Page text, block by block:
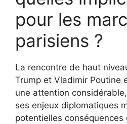
pour les
parisiens ?
La rencontre de haut
Trump et Vladimir Poutine
une attention
ses enjeux diplomatiques
potentielles conséquences